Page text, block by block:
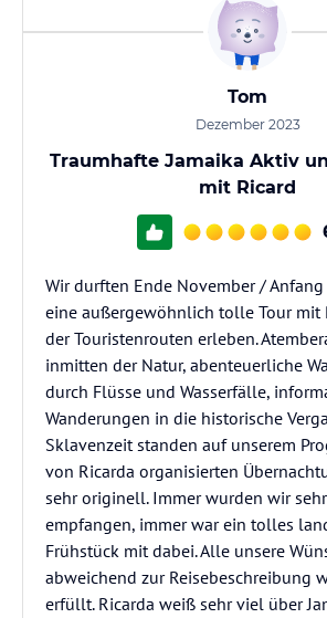
Tom
Dezember 2023
Traumhafte Jamaika Aktiv
mit Ricard
Wir durften Ende November /
eine außergewöhnlich tolle Tour mit
der Touristenrouten erleben.
inmitten der Natur, abenteuerliche
durch Flüsse und Wasserfälle,
Wanderungen in die historische
Sklavenzeit standen auf unserem
von Ricarda organisierten
sehr originell. Immer wurden wir
empfangen, immer war ein tolles
Frühstück mit dabei. Alle unsere
abweichend zur Reisebeschreibung
erfüllt. Ricarda weiß sehr viel über